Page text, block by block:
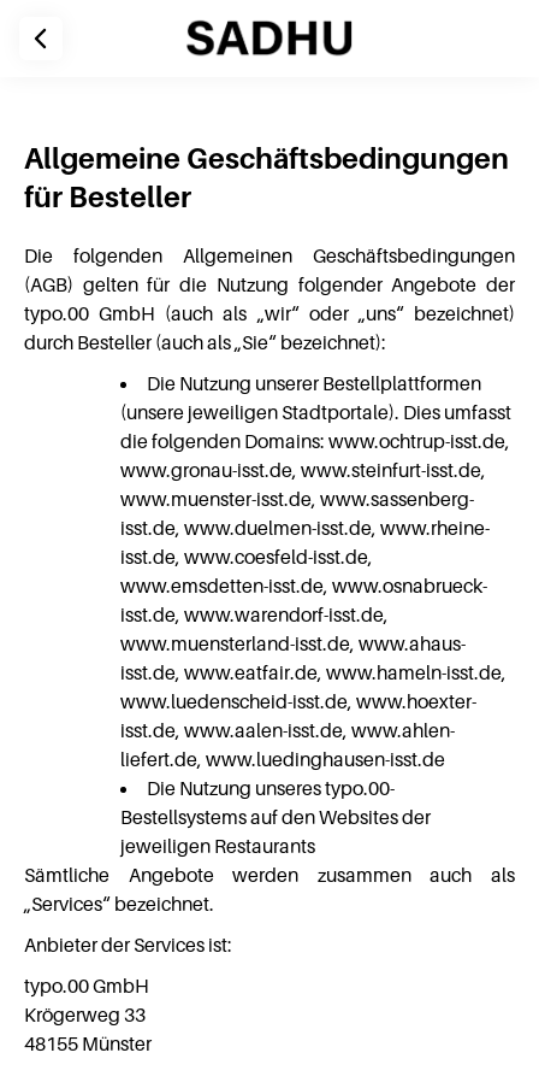
Allgemeine Geschäftsbedingungen
für Besteller
Die folgenden Allgemeinen Geschäftsbedingungen
(AGB) gelten für die Nutzung folgender Angebote der
typo.00 GmbH (auch als „wir“ oder „uns“ bezeichnet)
durch Besteller (auch als „Sie“ bezeichnet):
Die Nutzung unserer Bestellplattformen
(unsere jeweiligen Stadtportale). Dies umfasst
die folgenden Domains: www.ochtrup-isst.de,
www.gronau-isst.de, www.steinfurt-isst.de,
www.muenster-isst.de, www.sassenberg-
isst.de, www.duelmen-isst.de, www.rheine-
isst.de, www.coesfeld-isst.de,
www.emsdetten-isst.de, www.osnabrueck-
isst.de, www.warendorf-isst.de,
www.muensterland-isst.de, www.ahaus-
isst.de, www.eatfair.de, www.hameln-isst.de,
www.luedenscheid-isst.de, www.hoexter-
isst.de, www.aalen-isst.de, www.ahlen-
liefert.de, www.luedinghausen-isst.de
Die Nutzung unseres typo.00-
Bestellsystems auf den Websites der
jeweiligen Restaurants
Sämtliche Angebote werden zusammen auch als
„Services“ bezeichnet.
Anbieter der Services ist:
typo.00 GmbH
Krögerweg 33
48155 Münster